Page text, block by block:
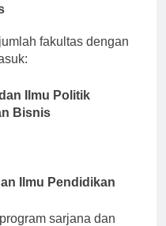
fakultas dengan
Ilmu Politik
Bisnis
Ilmu Pendidikan
sarjana dan